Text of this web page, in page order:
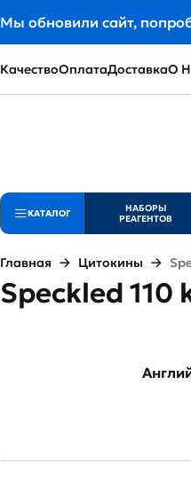
Мы обновили сайт,
КачествоОплатаДоставкаО
КАТАЛОГ
НАБОРЫ
РЕАГЕНТОВ
Главная Цитокины
Speckled 110